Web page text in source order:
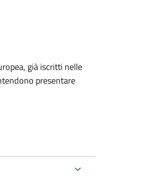
già iscritti nelle
presentare